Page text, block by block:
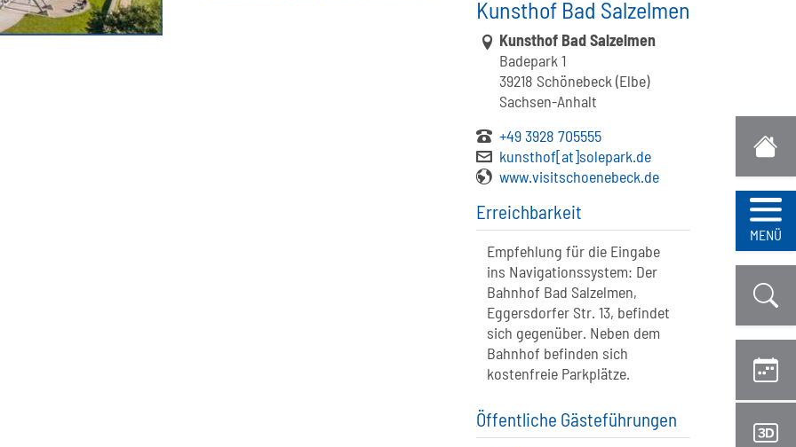
MENÜ
Kunsthof Bad Salzelmen
Link zur Google-Maps Navigation
Kunsthof Bad Salzelmen
Badepark 1
39218 Schönebeck (Elbe)
Sachsen-Anhalt
+49 3928 705555
kunsthof[at]solepark.de
www.visitschoenebeck.de
Erreichbarkeit
Empfehlung für die Eingabe
ins Navigationssystem: Der
Bahnhof Bad Salzelmen,
Eggersdorfer Str. 13, befindet
sich gegenüber. Neben dem
Bahnhof befinden sich
kostenfreie Parkplätze.
Öffentliche Gästeführungen